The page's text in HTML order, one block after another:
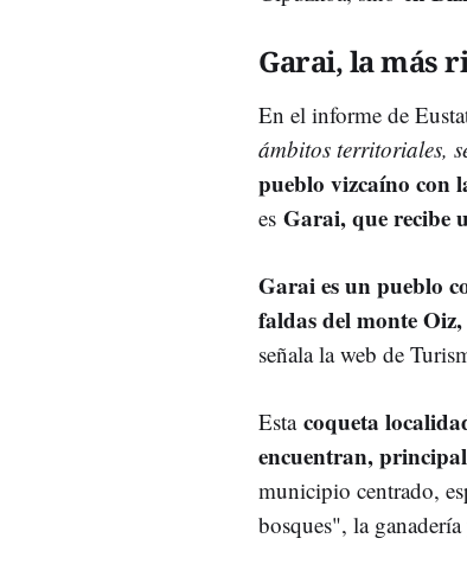
Garai, la más
En el informe de
ámbitos territoriales,
pueblo vizcaíno con
es Garai, que recibe
Garai es un pueblo
faldas del monte Oiz
señala la web de
Esta coqueta
encuentran,
municipio centrado,
bosques", la